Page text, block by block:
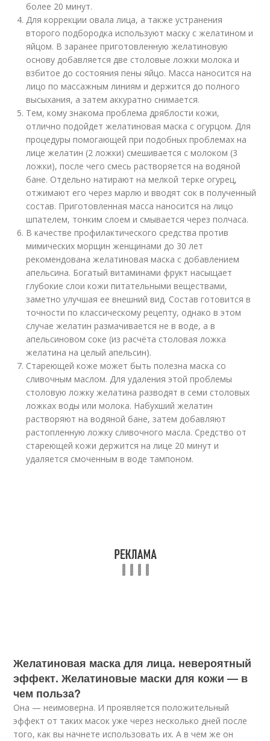
более 20 минут.
Для коррекции овала лица, а также устранения
второго подбородка используют маску с желатином и
яйцом. В заранее приготовленную желатиновую
основу добавляется две столовые ложки молока и
взбитое до состояния пены яйцо. Масса наносится на
лицо по массажным линиям и держится до полного
высыхания, а затем аккуратно снимается.
Тем, кому знакома проблема дряблости кожи,
отлично подойдет желатиновая маска с огурцом. Для
процедуры помогающей при подобных проблемах на
лице желатин (2 ложки) смешивается с молоком (3
ложки), после чего смесь растворяется на водяной
бане. Отдельно натирают на мелкой терке огурец,
отжимают его через марлю и вводят сок в полученный
состав. Приготовленная масса наносится на лицо
шпателем, тонким слоем и смывается через полчаса.
В качестве профилактического средства против
мимических морщин женщинами до 30 лет
рекомендована желатиновая маска с добавлением
апельсина. Богатый витаминами фрукт насыщает
глубокие слои кожи питательными веществами,
заметно улучшая ее внешний вид. Состав готовится в
точности по классическому рецепту, однако в этом
случае желатин размачивается не в воде, а в
апельсиновом соке (из расчёта столовая ложка
желатина на целый апельсин).
Стареющей коже может быть полезна маска со
сливочным маслом. Для удаления этой проблемы
столовую ложку желатина разводят в семи столовых
ложках воды или молока. Набухший желатин
растворяют на водяной бане, затем добавляют
растопленную ложку сливочного масла. Средство от
стареющей кожи держится на лице 20 минут и
удаляется смоченным в воде тампоном.
Желатиновая маска для лица. невероятный
эффект. Желатиновые маски для кожи — в
чем польза?
Она — неимоверна. И проявляется положительный
эффект от таких масок уже через несколько дней после
того, как вы начнете использовать их. А в чем же он